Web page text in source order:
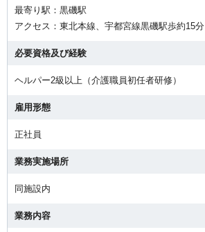
最寄り駅：黒磯駅
アクセス：東北本線、宇都宮線黒磯駅歩約15分
必要資格及び経験
ヘルパー2級以上（介護職員初任者研修）
雇用形態
正社員
業務実施場所
同施設内
業務内容